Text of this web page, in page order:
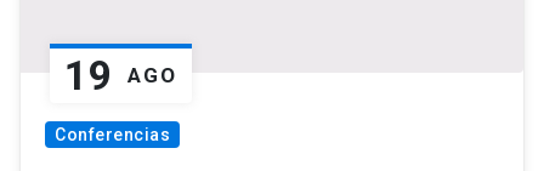
19 AGO
Conferencias